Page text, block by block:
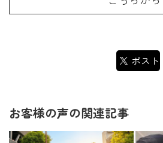
ポスト
お客様の声の関連記事